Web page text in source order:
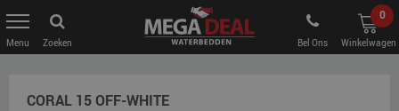
Zoeken Bel Ons
0
Winkelwagen
CORAL 15 OFF-WHITE